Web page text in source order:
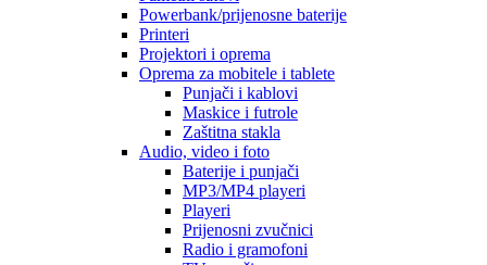
Powerbank/prijenosne baterije
Printeri
Projektori i oprema
Oprema za mobitele i tablete
Punjači i kablovi
Maskice i futrole
Zaštitna stakla
Audio, video i foto
Baterije i punjači
MP3/MP4 playeri
Playeri
Prijenosni zvučnici
Radio i gramofoni